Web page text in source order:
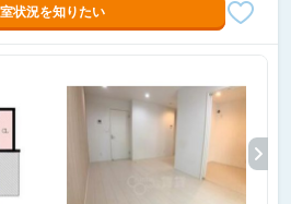
状況を知りたい